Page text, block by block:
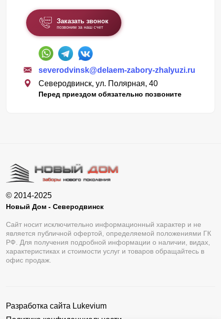
Заказать звонок
позвоним за наш счет
severodvinsk@delaem-zabory-zhalyuzi.ru
Северодвинск, ул. Полярная, 40
Перед приездом обязательно позвоните
© 2014-2025
Новый Дом - Северодвинск
Сайт носит исключительно информационный характер и не
является публичной офертой, определяемой положениями ГК
РФ. Для получения подробной информации о наличии, видах,
характеристиках и стоимости услуг и товаров обращайтесь в
офис продаж.
Разработка сайта Lukevium